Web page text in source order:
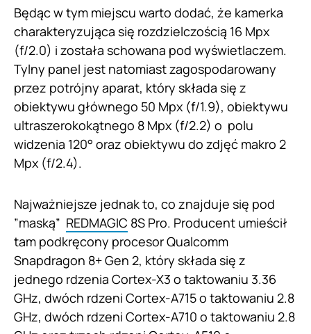
Będąc w tym miejscu warto dodać, że kamerka
charakteryzująca się rozdzielczością 16 Mpx
(f/2.0) i została schowana pod wyświetlaczem.
Tylny panel jest natomiast zagospodarowany
przez potrójny aparat, który składa się z
obiektywu głównego 50 Mpx (f/1.9), obiektywu
ultraszerokokątnego 8 Mpx (f/2.2) o polu
widzenia 120° oraz obiektywu do zdjęć makro 2
Mpx (f/2.4).
Najważniejsze jednak to, co znajduje się pod
”maską” REDMAGIC 8S Pro. Producent umieścił
tam podkręcony procesor Qualcomm
Snapdragon 8+ Gen 2, który składa się z
jednego rdzenia Cortex-X3 o taktowaniu 3.36
GHz, dwóch rdzeni Cortex-A715 o taktowaniu 2.8
GHz, dwóch rdzeni Cortex-A710 o taktowaniu 2.8